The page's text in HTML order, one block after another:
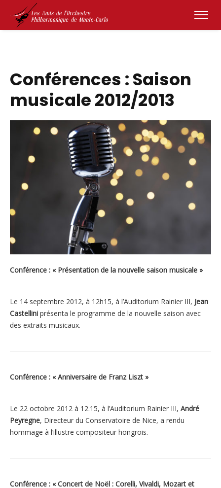
Conférences : Saison
musicale 2012/2013
Conférence : « Présentation de la nouvelle saison musicale »
Le 14 septembre 2012, à 12h15, à l’Auditorium Rainier III, Jean
Castellini présenta le programme de la nouvelle saison avec
des extraits musicaux.
Conférence : « Anniversaire de Franz Liszt »
Le 22 octobre 2012 à 12.15, à l’Auditorium Rainier III, André
Peyregne, Directeur du Conservatoire de Nice, a rendu
hommage à l’illustre compositeur hongrois.
Conférence : « Concert de Noël : Corelli, Vivaldi, Mozart et